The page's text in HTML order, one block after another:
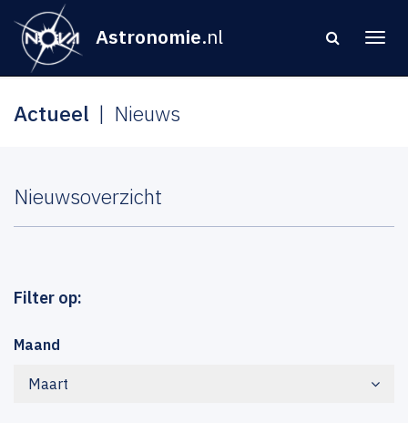
Astronomie.nl
Actueel Nieuws
Nieuwsoverzicht
Filter op:
Maand
Maart